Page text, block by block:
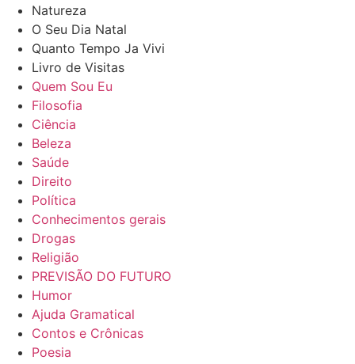
Natureza
O Seu Dia Natal
Quanto Tempo Ja Vivi
Livro de Visitas
Quem Sou Eu
Filosofia
Ciência
Beleza
Saúde
Direito
Política
Conhecimentos gerais
Drogas
Religião
PREVISÃO DO FUTURO
Humor
Ajuda Gramatical
Contos e Crônicas
Poesia